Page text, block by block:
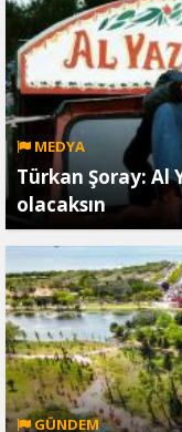
MEDYA
Türkan Şoray: Al
olacaksın
GÜNDEM